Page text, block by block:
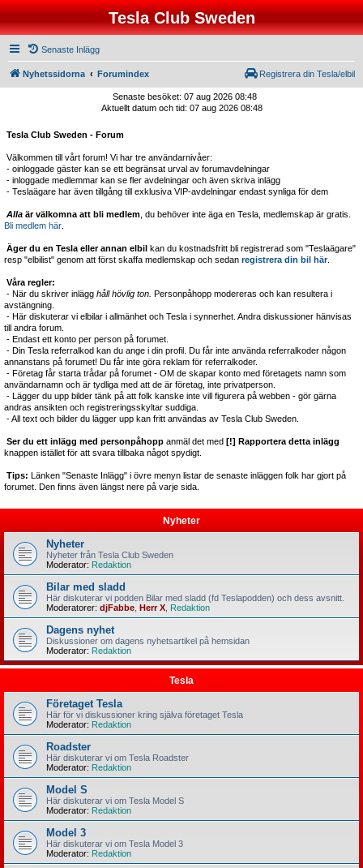
Tesla Club Sweden
Senaste Inlägg
Nyhetssidorna Forumindex Registrera din Tesla/elbil
Senaste besöket: 07 aug 2026 08:48
Aktuellt datum och tid: 07 aug 2026 08:48
Tesla Club Sweden - Forum
Välkommen till vårt forum! Vi har tre användarnivåer:
- oinloggade gäster kan se ett begränsat urval av forumavdelningar
- inloggade medlemmar kan se fler avdelningar och även skriva inlägg
- Teslaägare har även tillgång till exklusiva VIP-avdelningar endast synliga för dem
Alla är välkomna att bli medlem , du behöver inte äga en Tesla, medlemskap är gratis.
Bli medlem här
Äger du en Tesla eller annan elbil kan du kostnadsfritt bli registrerad som "Teslaägare"
resp "elbilist" genom att först skaffa medlemskap och sedan registrera din bil här.
Våra regler:
- När du skriver inlägg håll hövlig ton. Personpåhopp modereras och kan resultera i
avstängning.
- Här diskuterar vi elbilar i allmänhet och Tesla i synnerhet. Andra diskussioner hänvisas
till andra forum.
- Endast ett konto per person på forumet.
- Din Tesla referralkod kan du ange i din profil. Du får inte använda referralkoder någon
annanstans på forumet! Du får inte göra reklam för referralkoder.
- Företag får starta trådar på forumet - OM de skapar konto med företagets namn som
användarnamn och är tydliga med att de är företag, inte privatperson.
- Lägger du upp bilder tänk på att folk kanske inte vill figurera på webben - gör gärna
andras ansikten och registreringsskyltar suddiga.
- All text och bilder du lägger upp kan fritt användas av Tesla Club Sweden.
Ser du ett inlägg med personpåhopp anmäl det med [!] Rapportera detta inlägg
knappen istället för att svara tillbaka något spydigt.
Tips: Länken "Senaste Inlägg" i övre menyn listar de senaste inläggen folk har gjort på
forumet. Den finns även längst nere på varje sida.
Nyheter
Nyheter
Nyheter från Tesla Club Sweden
Moderator: Redaktion
Bilar med sladd
Här diskuterar vi podden Bilar med sladd (fd Teslapodden) och dess avsnitt.
Moderatorer: djFabbe Herr X Redaktion
Dagens nyhet
Diskussioner om dagens nyhetsartikel på hemsidan
Moderator: Redaktion
Tesla
Företaget Tesla
Här för vi diskussioner kring själva företaget Tesla
Moderator: Redaktion
Roadster
Här diskuterar vi om Tesla Roadster
Moderator: Redaktion
Model S
Här diskuterar vi om Tesla Model S
Moderator: Redaktion
Model 3
Här diskuterar vi om Tesla Model 3
Moderator: Redaktion